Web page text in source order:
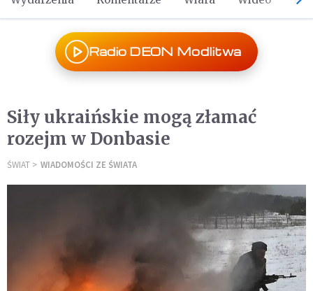
Radio DEON Modlitwa
Siły ukraińskie mogą złamać
rozejm w Donbasie
ŚWIAT WIADOMOŚCI ZE ŚWIATA